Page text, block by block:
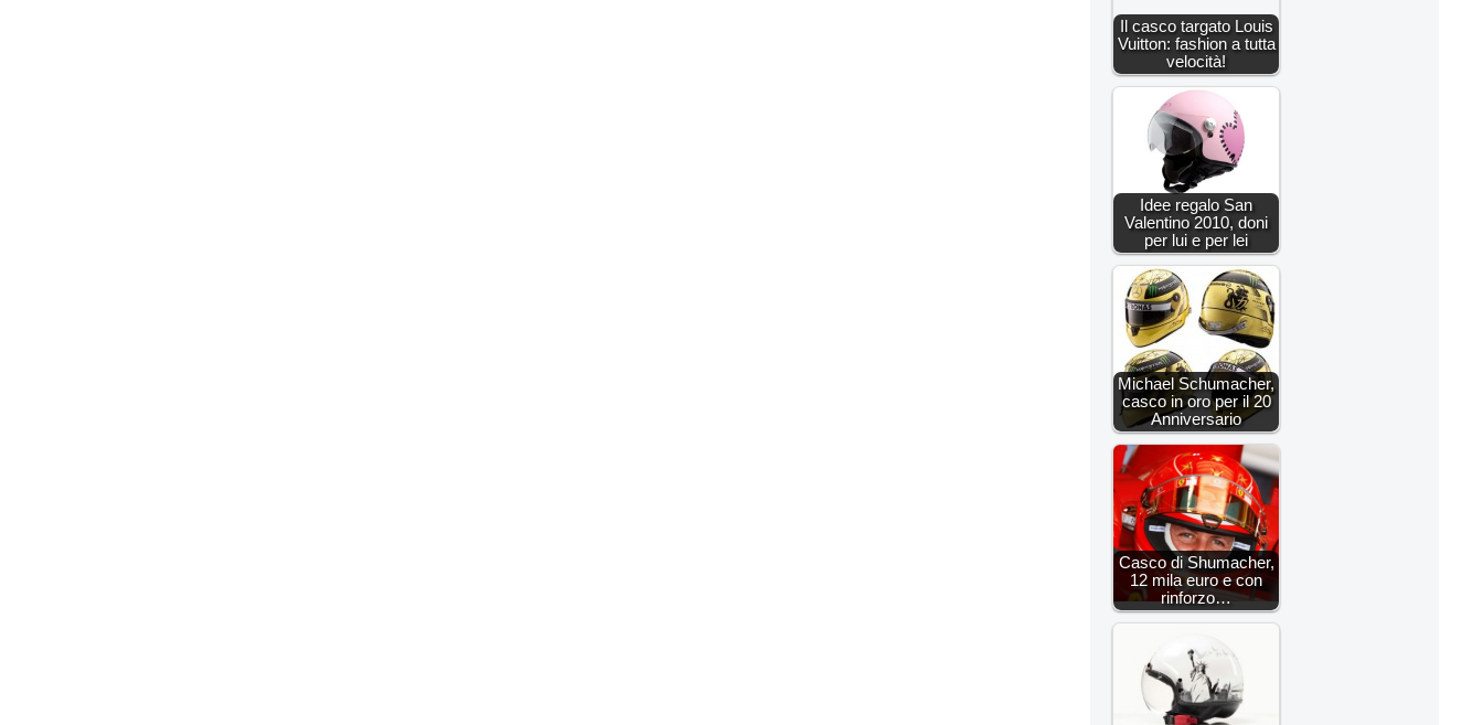
Il casco targato Louis
Vuitton: fashion a tutta
velocità!
Idee regalo San
Valentino 2010, doni
per lui e per lei
Michael Schumacher,
casco in oro per il 20
Anniversario
Casco di Shumacher,
12 mila euro e con
rinforzo…